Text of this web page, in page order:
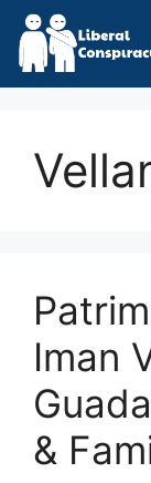
Skip
content
Iman
&